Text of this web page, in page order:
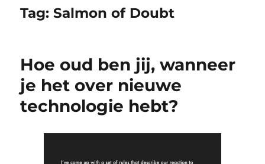
Tag:Salmon of Doubt
Hoe oud ben jij, wanneer
je het over nieuwe
technologie hebt?